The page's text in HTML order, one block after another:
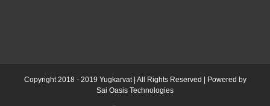
Copyright 2018 - 2019 Yugkarvat | All Rights Reserved | Powered by
Sai Oasis Technologies